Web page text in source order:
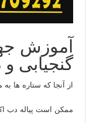
آموزش
گنجیابی و
از آنجا که ستاره‌ ها
ممکن است پیاله‌ دب